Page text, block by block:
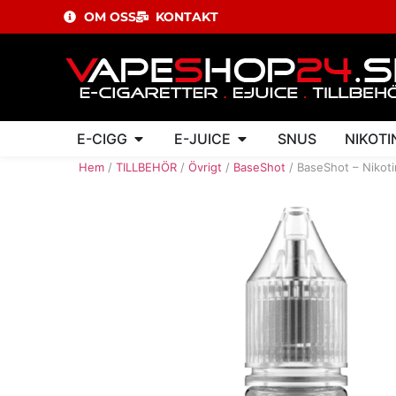
OM OSS KONTAKT
E-CIGG E-JUICE SNUS
Hem / TILLBEHÖR / Övrigt / BaseShot / BaseShot –